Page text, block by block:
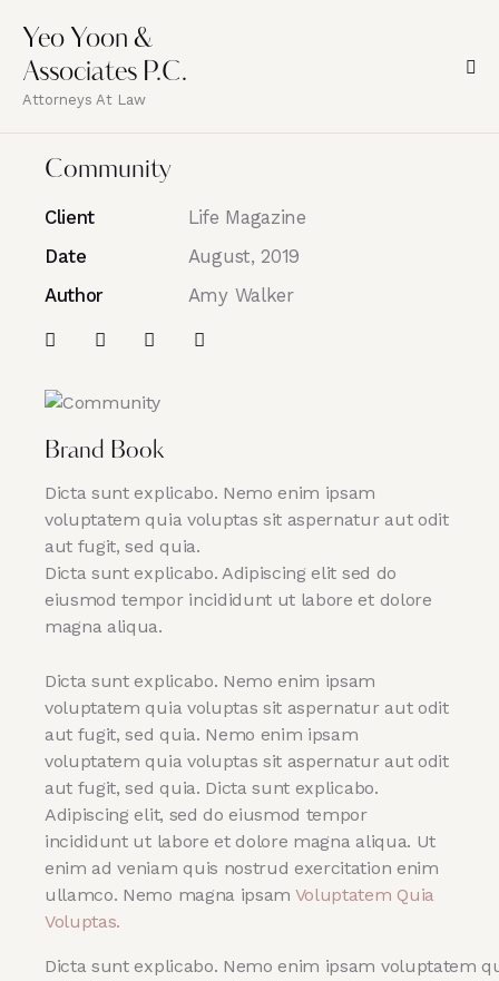
Yeo Yoon &
Associates P.C.
Attorneys At Law
Community
Client
Life Magazine
Date
August, 2019
Author
Amy Walker
Brand Book
Dicta sunt explicabo. Nemo enim ipsam
voluptatem quia voluptas sit aspernatur aut odit
aut fugit, sed quia.
Dicta sunt explicabo. Adipiscing elit sed do
eiusmod tempor incididunt ut labore et dolore
magna aliqua.
Dicta sunt explicabo. Nemo enim ipsam
voluptatem quia voluptas sit aspernatur aut odit
aut fugit, sed quia. Nemo enim ipsam
voluptatem quia voluptas sit aspernatur aut odit
aut fugit, sed quia. Dicta sunt explicabo.
Adipiscing elit, sed do eiusmod tempor
incididunt ut labore et dolore magna aliqua. Ut
enim ad veniam quis nostrud exercitation enim
ullamco. Nemo magna ipsam Voluptatem Quia
Voluptas.
Dicta sunt explicabo. Nemo enim ipsam voluptatem